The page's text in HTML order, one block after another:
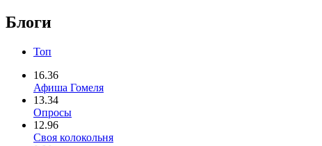
Блоги
Топ
16.36
Афиша Гомеля
13.34
Опросы
12.96
Своя колокольня